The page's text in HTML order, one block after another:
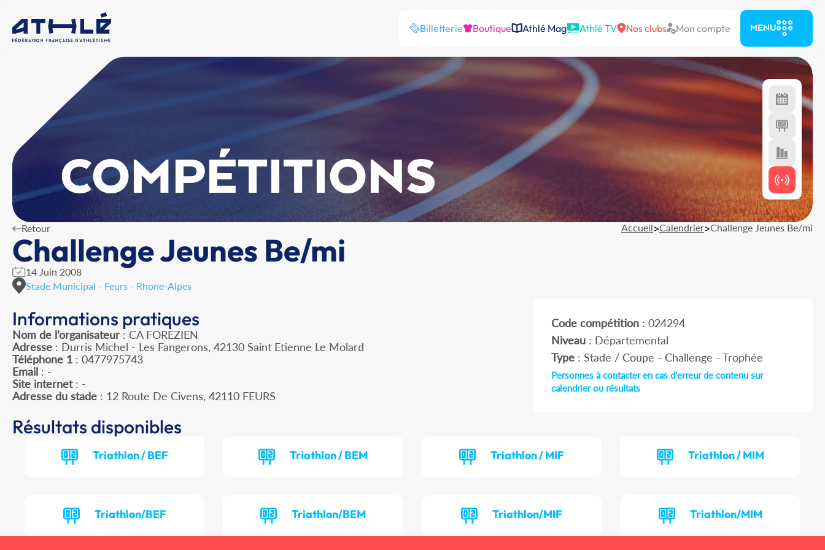
Billetterie Boutique Athlé Mag Athlé TV Nos clubs Mon compte MENU
COMPÉTITIONS
Retour Accueil>Calendrier>Challenge Jeunes Be/mi
Challenge Jeunes Be/mi
14 Juin 2008
Stade Municipal - Feurs - Rhone-Alpes
Informations pratiques
Nom de l’organisateur : CA FOREZIEN
Adresse : Durris Michel - Les Fangerons, 42130 Saint Etienne Le Molard
Téléphone 1 : 0477975743
Email : -
Site internet: -
Adresse du stade : 12 Route De Civens, 42110 FEURS
Code compétition: 024294
Niveau: Départemental
Type: Stade / Coupe - Challenge - Trophée
Personnes à contacter en cas d'erreur de contenu sur
calendrier ou résultats
Résultats disponibles
Triathlon / BEF Triathlon / BEM Triathlon / MIF Triathlon / MIM
Triathlon/BEF Triathlon/BEM Triathlon/MIF Triathlon/MIM